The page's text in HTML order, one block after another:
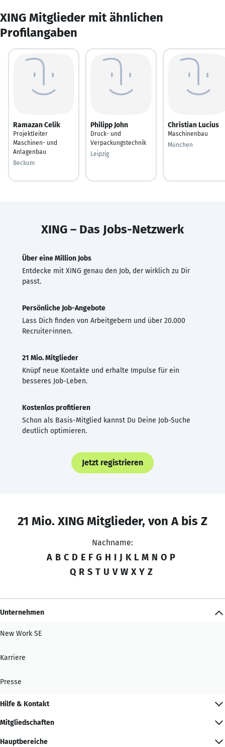
XING Mitglieder mit ähnlichen
Profilangaben
Ramazan Celik
Projektleiter
Maschinen- und
Anlagenbau
Beckum
Philipp John
Druck- und
Verpackungstechnik
Leipzig
Christian Lucius
Maschinenbau
München
XING – Das Jobs-Netzwerk
Über eine Million Jobs
Entdecke mit XING genau den Job, der wirklich zu Dir
passt.
Persönliche Job-Angebote
Lass Dich finden von Arbeitgebern und über 20.000
Recruiter·innen.
21 Mio. Mitglieder
Knüpf neue Kontakte und erhalte Impulse für ein
besseres Job-Leben.
Kostenlos profitieren
Schon als Basis-Mitglied kannst Du Deine Job-Suche
deutlich optimieren.
Jetzt registrieren
21 Mio. XING Mitglieder, von A bis Z
Nachname:
A B C D E F G H I J K L M N O P
Q R S T U V W X Y Z
Unternehmen
New Work SE
Karriere
Presse
Hilfe & Kontakt
Mitgliedschaften
Hauptbereiche